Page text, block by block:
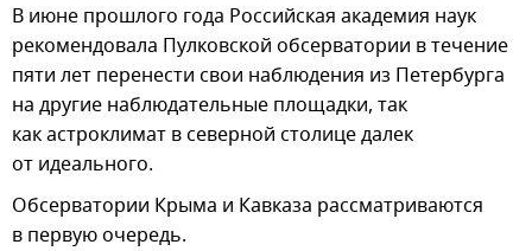
В июне прошлого года Российская академия наук
рекомендовала Пулковской обсерватории в течение
пяти лет перенести свои наблюдения из Петербурга
на другие наблюдательные площадки, так
как астроклимат в северной столице далек
от идеального.
Обсерватории Крыма и Кавказа рассматриваются
в первую очередь.